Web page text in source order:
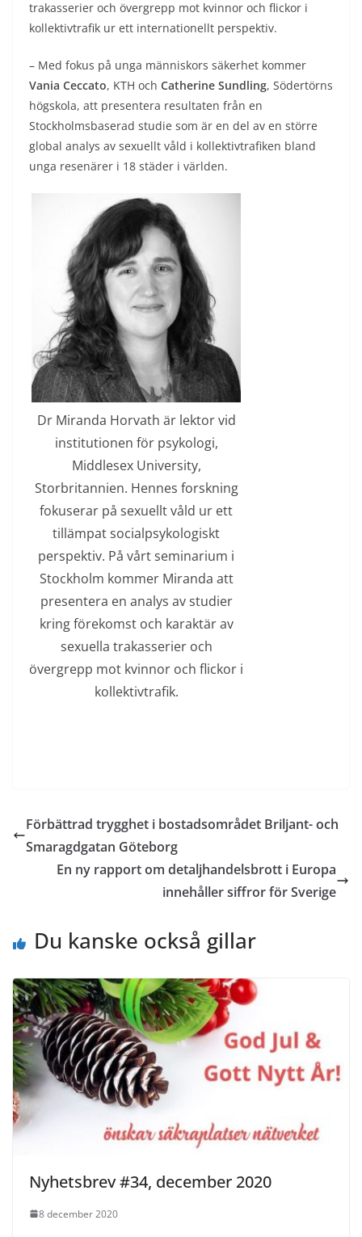
trakasserier och övergrepp mot kvinnor och flickor i
kollektivtrafik ur ett internationellt perspektiv.
– Med fokus på unga människors säkerhet kommer
Vania Ceccato, KTH och Catherine Sundling, Södertörns
högskola, att presentera resultaten från en
Stockholmsbaserad studie som är en del av en större
global analys av sexuellt våld i kollektivtrafiken bland
unga resenärer i 18 städer i världen.
Dr Miranda Horvath är lektor vid
institutionen för psykologi,
Middlesex University,
Storbritannien. Hennes forskning
fokuserar på sexuellt våld ur ett
tillämpat socialpsykologiskt
perspektiv. På vårt seminarium i
Stockholm kommer Miranda att
presentera en analys av studier
kring förekomst och karaktär av
sexuella trakasserier och
övergrepp mot kvinnor och flickor i
kollektivtrafik.
Förbättrad trygghet i bostadsområdet Briljant- och
Smaragdgatan Göteborg
En ny rapport om detaljhandelsbrott i Europa
innehåller siffror för Sverige
Du kanske också gillar
Nyhetsbrev #34, december 2020
8 december 2020